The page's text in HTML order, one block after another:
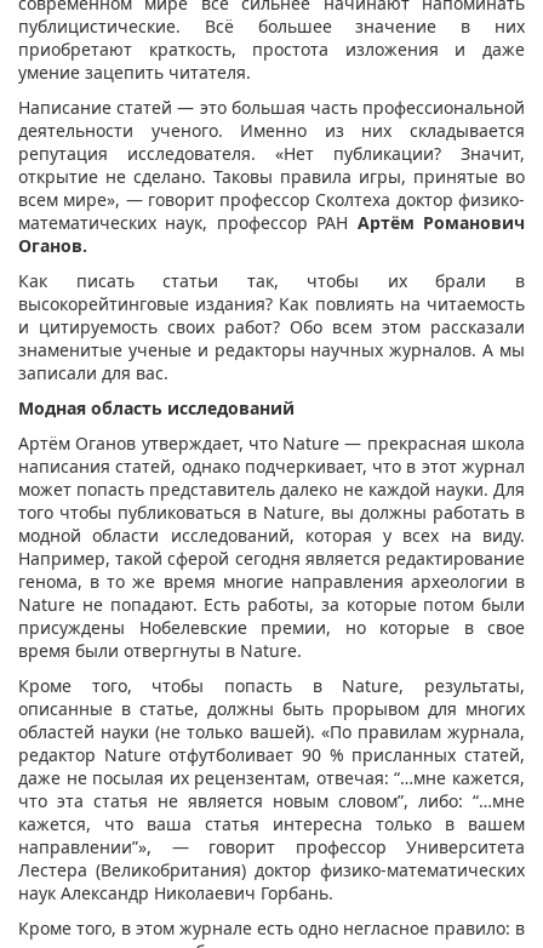
публицистические. Всё большее значение в них
приобретают краткость, простота изложения и даже
умение зацепить читателя.
Написание статей — это большая часть профессиональной
деятельности ученого. Именно из них складывается
репутация исследователя. «Нет публикации? Значит,
открытие не сделано. Таковы правила игры, принятые во
всем мире», — говорит профессор Сколтеха доктор физико-
математических наук, профессор РАН Артём Романович
Оганов.
Как писать статьи так, чтобы их брали в
высокорейтинговые издания? Как повлиять на читаемость
и цитируемость своих работ? Обо всем этом рассказали
знаменитые ученые и редакторы научных журналов. А мы
записали для вас.
Модная область исследований
Артём Оганов утверждает, что Nature — прекрасная школа
написания статей, однако подчеркивает, что в этот журнал
может попасть представитель далеко не каждой науки. Для
того чтобы публиковаться в Nature, вы должны работать в
модной области исследований, которая у всех на виду.
Например, такой сферой сегодня является редактирование
генома, в то же время многие направления археологии в
Nature не попадают. Есть работы, за которые потом были
присуждены Нобелевские премии, но которые в свое
время были отвергнуты в Nature.
Кроме того, чтобы попасть в Nature, результаты,
описанные в статье, должны быть прорывом для многих
областей науки (не только вашей). «По правилам журнала,
редактор Nature отфутболивает 90 % присланных статей,
даже не посылая их рецензентам, отвечая: “…мне кажется,
что эта статья не является новым словом”, либо: “…мне
кажется, что ваша статья интересна только в вашем
направлении”», — говорит профессор Университета
Лестера (Великобритания) доктор физико-математических
наук Александр Николаевич Горбань.
Кроме того, в этом журнале есть одно негласное правило: в